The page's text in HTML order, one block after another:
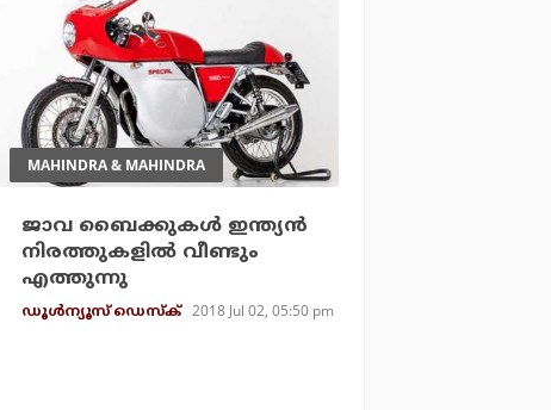
MAHINDRA & MAHINDRA
ജാവ ബൈക്കുകള്‍ ഇന്ത്യന്‍
നിരത്തുകളില്‍ വീണ്ടും
എത്തുന്നു
ഡൂള്‍ന്യൂസ് ഡെസ്‌ക് 2018 Jul 02, 05:50 pm